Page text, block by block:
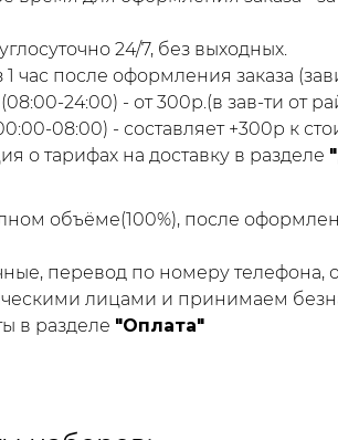
24/7, без выходных.
час после оформления заказа
24:00) - от 300р.(в зав-ти от
08:00) - составляет +300р к
о тарифах на доставку в разделе
объёме(100%), после
перевод по номеру телефона,
лицами и принимаем
в разделе "Оплата"